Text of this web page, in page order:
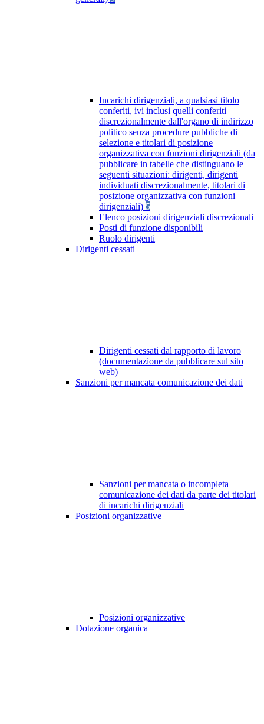
Incarichi dirigenziali, a qualsiasi titolo
conferiti, ivi inclusi quelli conferiti
discrezionalmente dall'organo di indirizzo
politico senza procedure pubbliche di
selezione e titolari di posizione
organizzativa con funzioni dirigenziali (da
pubblicare in tabelle che distinguano le
seguenti situazioni: dirigenti, dirigenti
individuati discrezionalmente, titolari di
posizione organizzativa con funzioni
dirigenziali) 5
Elenco posizioni dirigenziali discrezionali
Posti di funzione disponibili
Ruolo dirigenti
Dirigenti cessati
Dirigenti cessati dal rapporto di lavoro
(documentazione da pubblicare sul sito
web)
Sanzioni per mancata comunicazione dei dati
Sanzioni per mancata o incompleta
comunicazione dei dati da parte dei titolari
di incarichi dirigenziali
Posizioni organizzative
Posizioni organizzative
Dotazione organica